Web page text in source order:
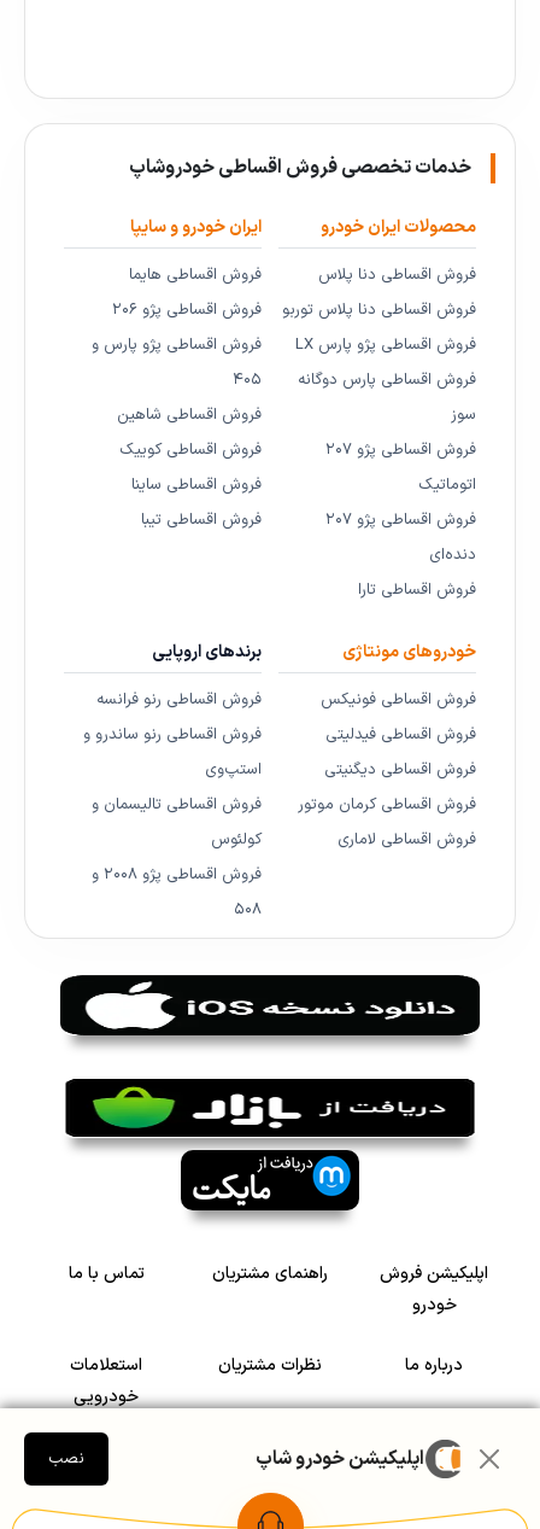
خدمات تخصصی فروش اقساطی خودروشاپ
محصولات ایران خودرو
فروش اقساطی دنا پلاس
فروش اقساطی دنا پلاس توربو
فروش اقساطی پژو پارس LX
فروش اقساطی پارس دوگانه
سوز
فروش اقساطی پژو ۲۰۷
اتوماتیک
فروش اقساطی پژو ۲۰۷
دنده‌ای
فروش اقساطی تارا
ایران خودرو و سایپا
فروش اقساطی هایما
فروش اقساطی پژو ۲۰۶
فروش اقساطی پژو پارس و
۴۰۵
فروش اقساطی شاهین
فروش اقساطی کوییک
فروش اقساطی ساینا
فروش اقساطی تیبا
خودروهای مونتاژی
فروش اقساطی فونیکس
فروش اقساطی فیدلیتی
فروش اقساطی دیگنیتی
فروش اقساطی کرمان موتور
فروش اقساطی لاماری
برندهای اروپایی
فروش اقساطی رنو فرانسه
فروش اقساطی رنو ساندرو و
استپ‌وی
فروش اقساطی تالیسمان و
کولئوس
فروش اقساطی پژو ۲۰۰۸ و
۵۰۸
اپلیکیشن فروش
خودرو
راهنمای مشتریان تماس با ما
درباره ما نظرات مشتریان
استعلامات
خودرویی
سرمایه گذاری در
رضایت مشتریان
اپلیکیشن خودرو شاپ نصب